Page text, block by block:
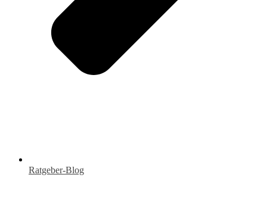
Ratgeber-Blog